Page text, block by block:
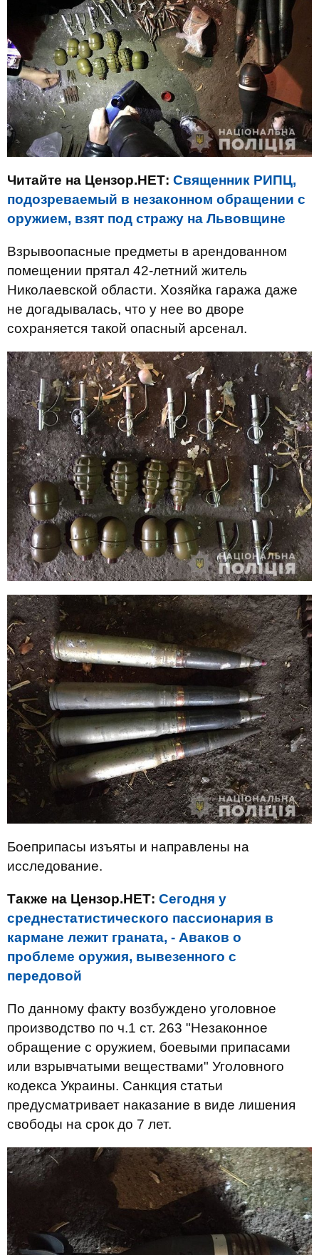
Читайте на Цензор.НЕТ: Священник РИПЦ,
подозреваемый в незаконном обращении с
оружием, взят под стражу на Львовщине
Взрывоопасные предметы в арендованном
помещении прятал 42-летний житель
Николаевской области. Хозяйка гаража даже
не догадывалась, что у нее во дворе
сохраняется такой опасный арсенал.
Боеприпасы изъяты и направлены на
исследование.
Также на Цензор.НЕТ: Сегодня у
среднестатистического пассионария в
кармане лежит граната, - Аваков о
проблеме оружия, вывезенного с
передовой
По данному факту возбуждено уголовное
производство по ч.1 ст. 263 "Незаконное
обращение с оружием, боевыми припасами
или взрывчатыми веществами" Уголовного
кодекса Украины. Санкция статьи
предусматривает наказание в виде лишения
свободы на срок до 7 лет.